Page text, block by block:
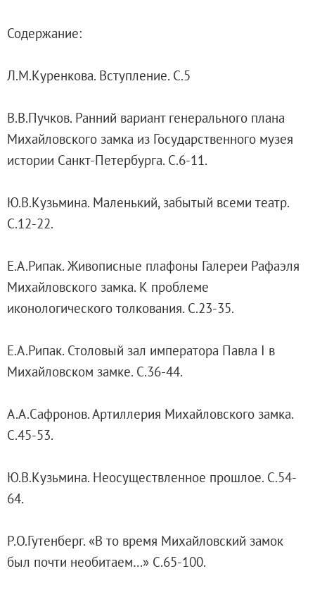
Летний дворец Петра I
Михайловский сад
Западный павильон Михайловского
Восточный павильон Михайловского
Клуб Друзей Русского музея
Ассоциация художественных музеев
Локальные нормативные акты
Уставные документы
Результаты проведения специальной
Аренда
Противодействие коррупции
Древнерусское искусство
Скульптура XVIII – начала XX вв.
Скульптура XX – XXI вв.
Содержание:
Л.М.Куренкова. Вступление. С.5
В.В.Пучков. Ранний вариант генерального плана
Михайловского замка из Государственного музея
истории Санкт-Петербурга. С.6-11.
Ю.В.Кузьмина. Маленький, забытый всеми театр.
С.12-22.
Е.А.Рипак. Живописные плафоны Галереи Рафаэля
Михайловского замка. К проблеме
иконологического толкования. С.23-35.
Е.А.Рипак. Столовый зал императора Павла I в
Михайловском замке. С.36-44.
А.А.Сафронов. Артиллерия Михайловского замка.
С.45-53.
Ю.В.Кузьмина. Неосуществленное прошлое. С.54-
64.
Р.О.Гутенберг. «В то время Михайловский замок
был почти необитаем…» С.65-100.